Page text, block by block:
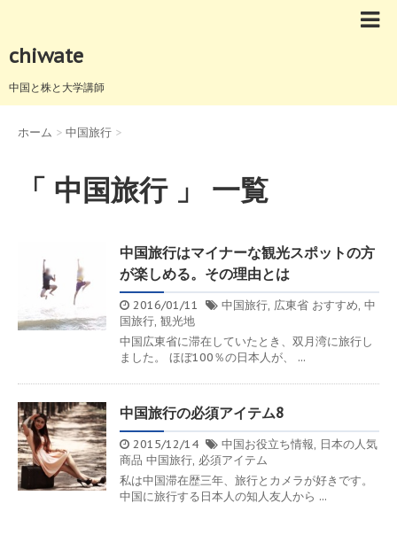
chiwate
中国と株と大学講師
ホーム > 中国旅行 >
「 中国旅行 」 一覧
中国旅行はマイナーな観光スポットの方
が楽しめる。その理由とは
2016/01/11 中国旅行, 広東省 おすすめ, 中
国旅行, 観光地
中国広東省に滞在していたとき、双月湾に旅行し
ました。 ほぼ100％の日本人が、 ...
中国旅行の必須アイテム8
2015/12/14 中国お役立ち情報, 日本の人気
商品 中国旅行, 必須アイテム
私は中国滞在歴三年、旅行とカメラが好きです。
中国に旅行する日本人の知人友人から ...